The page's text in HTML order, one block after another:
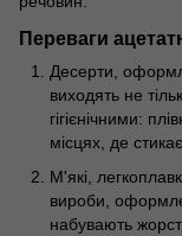
Переваги
Десерти,
виходять не
гігієнічними:
місцях, де
М'які,
вироби,
набувають